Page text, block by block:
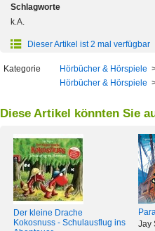
Schlagworte
k.A.
Dieser Artikel ist 2 mal verfügbar
Kategorie Hörbücher & Hörspiele
Hörbücher & Hörspiele
Diese Artikel könnten Sie
Der kleine Drache
Kokosnuss - Schulausflug ins
Jay